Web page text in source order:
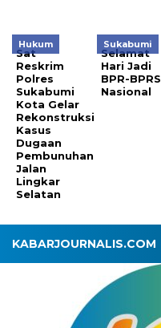
Hukum
Sat
Reskrim
Polres
Sukabumi
Kota Gelar
Rekonstruksi
Kasus
Dugaan
Pembunuhan
Jalan
Lingkar
Selatan
Sukabumi
Selamat
Hari Jadi
BPR-BPRS
Nasional
KABARJOURNALIS.COM